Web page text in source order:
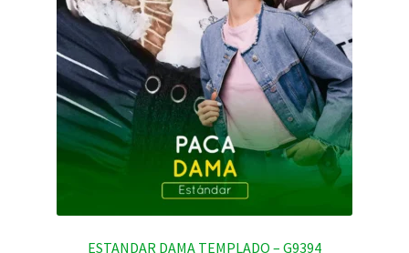
ESTANDAR DAMA TEMPLADO – G9394